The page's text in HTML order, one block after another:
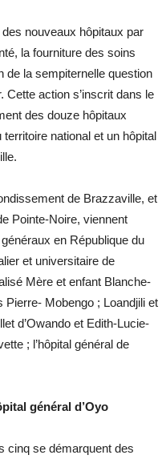
nouveaux hôpitaux par
la fourniture des soins
de la sempiternelle question
Cette action s’inscrit dans le
des douze hôpitaux
national et un hôpital
de Brazzaville, et
Pointe-Noire, viennent
en République du
et universitaire de
Mère et enfant Blanche-
Pierre- Mobengo ; Loandjili et
d’Owando et Edith-Lucie-
; l’hôpital général de
général d’Oyo
cinq se démarquent des